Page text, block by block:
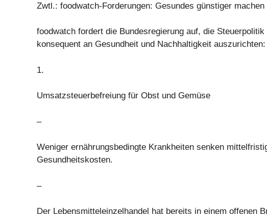
Zwtl.: foodwatch-Forderungen: Gesundes günstiger machen
foodwatch fordert die Bundesregierung auf, die Steuerpolitik
konsequent an Gesundheit und Nachhaltigkeit auszurichten:
1.
Umsatzsteuerbefreiung für Obst und Gemüse
–
Weniger ernährungsbedingte Krankheiten senken
Gesundheitskosten.
–
Der Lebensmitteleinzelhandel hat bereits in einem offenen